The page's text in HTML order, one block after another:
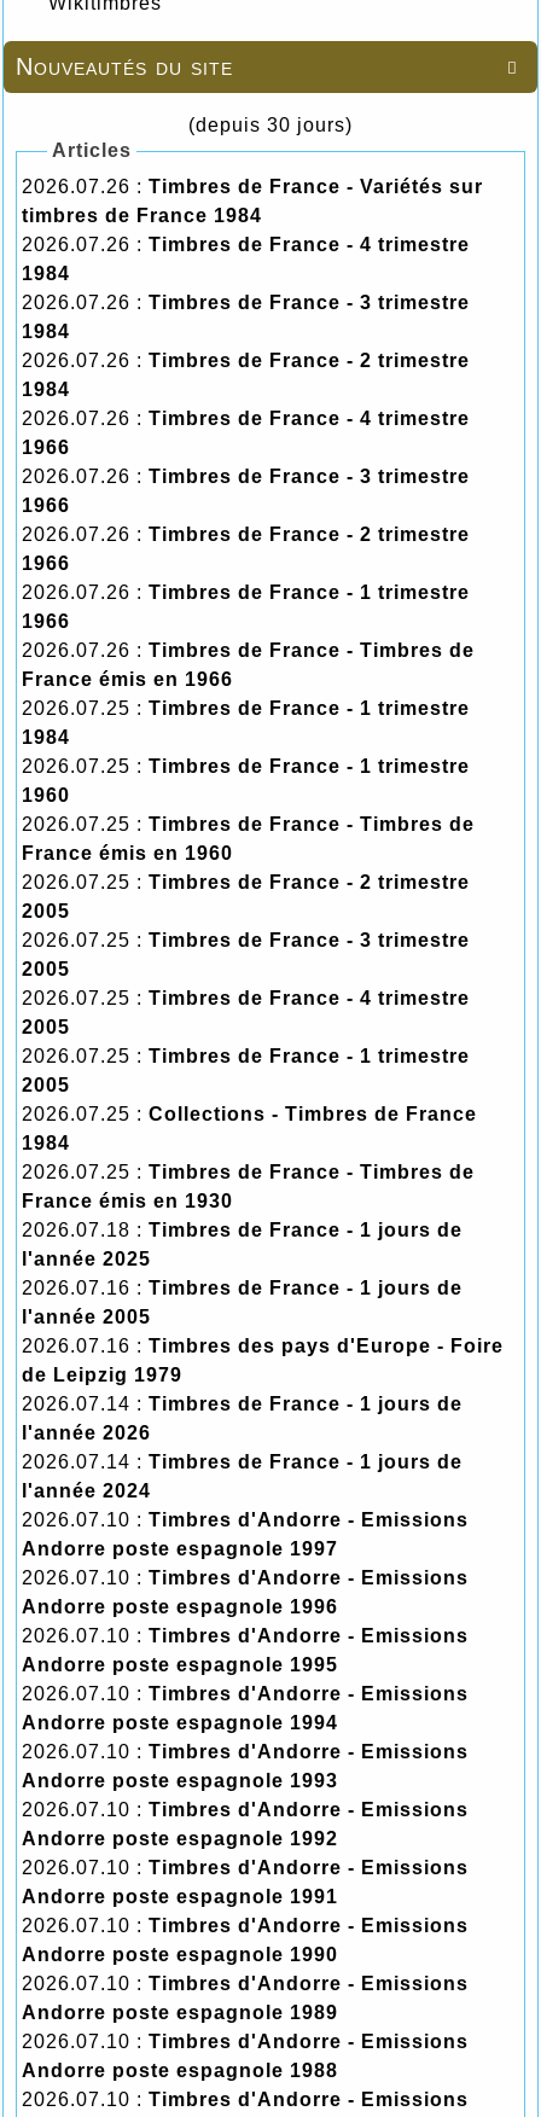

Nouveautés du site
(depuis 30 jours)
Articles
2026.07.26 : Timbres de France - Variétés sur
timbres de France 1984
2026.07.26 : Timbres de France - 4 trimestre
1984
2026.07.26 : Timbres de France - 3 trimestre
1984
2026.07.26 : Timbres de France - 2 trimestre
1984
2026.07.26 : Timbres de France - 4 trimestre
1966
2026.07.26 : Timbres de France - 3 trimestre
1966
2026.07.26 : Timbres de France - 2 trimestre
1966
2026.07.26 : Timbres de France - 1 trimestre
1966
2026.07.26 : Timbres de France - Timbres de
France émis en 1966
2026.07.25 : Timbres de France - 1 trimestre
1984
2026.07.25 : Timbres de France - 1 trimestre
1960
2026.07.25 : Timbres de France - Timbres de
France émis en 1960
2026.07.25 : Timbres de France - 2 trimestre
2005
2026.07.25 : Timbres de France - 3 trimestre
2005
2026.07.25 : Timbres de France - 4 trimestre
2005
2026.07.25 : Timbres de France - 1 trimestre
2005
2026.07.25 : Collections - Timbres de France
1984
2026.07.25 : Timbres de France - Timbres de
France émis en 1930
2026.07.18 : Timbres de France - 1 jours de
l'année 2025
2026.07.16 : Timbres de France - 1 jours de
l'année 2005
2026.07.16 : Timbres des pays d'Europe - Foire
de Leipzig 1979
2026.07.14 : Timbres de France - 1 jours de
l'année 2026
2026.07.14 : Timbres de France - 1 jours de
l'année 2024
2026.07.10 : Timbres d'Andorre - Emissions
Andorre poste espagnole 1997
2026.07.10 : Timbres d'Andorre - Emissions
Andorre poste espagnole 1996
2026.07.10 : Timbres d'Andorre - Emissions
Andorre poste espagnole 1995
2026.07.10 : Timbres d'Andorre - Emissions
Andorre poste espagnole 1994
2026.07.10 : Timbres d'Andorre - Emissions
Andorre poste espagnole 1993
2026.07.10 : Timbres d'Andorre - Emissions
Andorre poste espagnole 1992
2026.07.10 : Timbres d'Andorre - Emissions
Andorre poste espagnole 1991
2026.07.10 : Timbres d'Andorre - Emissions
Andorre poste espagnole 1990
2026.07.10 : Timbres d'Andorre - Emissions
Andorre poste espagnole 1989
2026.07.10 : Timbres d'Andorre - Emissions
Andorre poste espagnole 1988
2026.07.10 : Timbres d'Andorre - Emissions